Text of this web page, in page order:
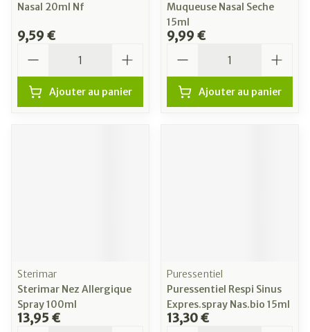
Nasal 20ml Nf
9,59 €
Ajouter au panier
Muqueuse Nasal Seche
15ml
9,99 €
Ajouter au panier
Sterimar
Sterimar Nez Allergique
Spray 100ml
13,95 €
Puressentiel
Puressentiel Respi Sinus
Expres.spray Nas.bio 15ml
13,30 €